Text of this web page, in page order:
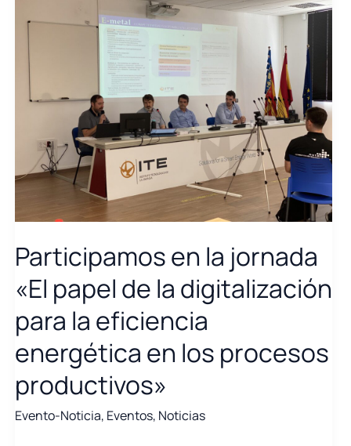
en
Participamos en la jornada
«El papel de la digitalización
para la eficiencia
energética en los procesos
productivos»
Evento-Noticia, Eventos, Noticias